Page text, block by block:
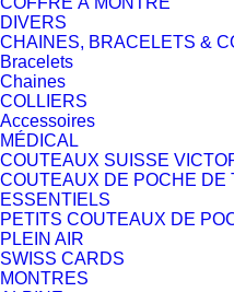
DIVERS
CHAINES, BRACELETS &
Bracelets
Chaines
COLLIERS
Accessoires
MÉDICAL
COUTEAUX SUISSE
COUTEAUX DE POCHE DE
ESSENTIELS
PETITS COUTEAUX DE
PLEIN AIR
SWISS CARDS
MONTRES